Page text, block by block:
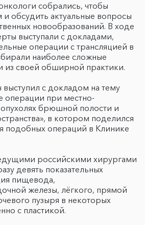
собрались, чтобы
обсудить актуальные вопросы
новообразований. В ходе
выступали с докладами,
операции с трансляцией в
наиболее сложные
из своей обширной практики.
выступил с докладом на тему
операции при местно-
брюшной полости и
в котором поделился
подобных операций в Клинике
российскими хирургами
девять показательных
пищевода,
железы, лёгкого, прямой
пузыря в некоторых
с пластикой.